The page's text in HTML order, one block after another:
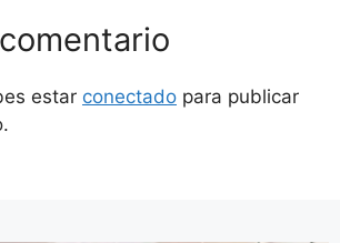
estar conectado para publicar